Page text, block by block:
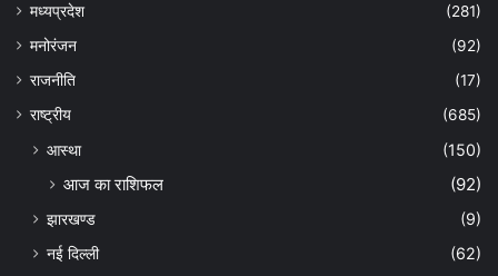
मध्यप्रदेश
(281)
मनोरंजन
(92)
राजनीति
(17)
राष्ट्रीय
(685)
आस्था (150)
आज का राशिफल (92)
झारखण्ड
(9)
नई दिल्ली
(62)